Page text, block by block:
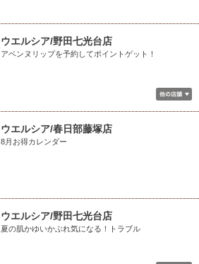
ウエルシア/野田七光台店
アベンヌリップを予約してポイントゲット！
ウエルシア/春日部藤塚店
8月お得カレンダー
ウエルシア/野田七光台店
夏の肌かゆいかぶれ気になる！トラブル